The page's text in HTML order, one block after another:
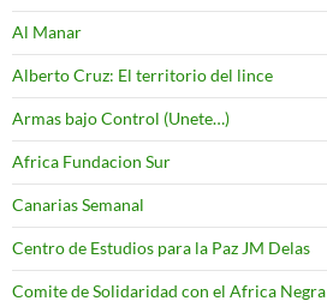
Al Manar
Alberto Cruz: El territorio del lince
Armas bajo Control (Unete…)
Africa Fundacion Sur
Canarias Semanal
Centro de Estudios para la Paz JM Delas
Comite de Solidaridad con el Africa Negra